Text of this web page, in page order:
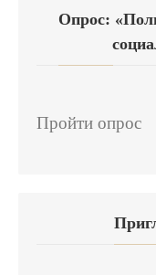
Опрос:
Пройти опрос